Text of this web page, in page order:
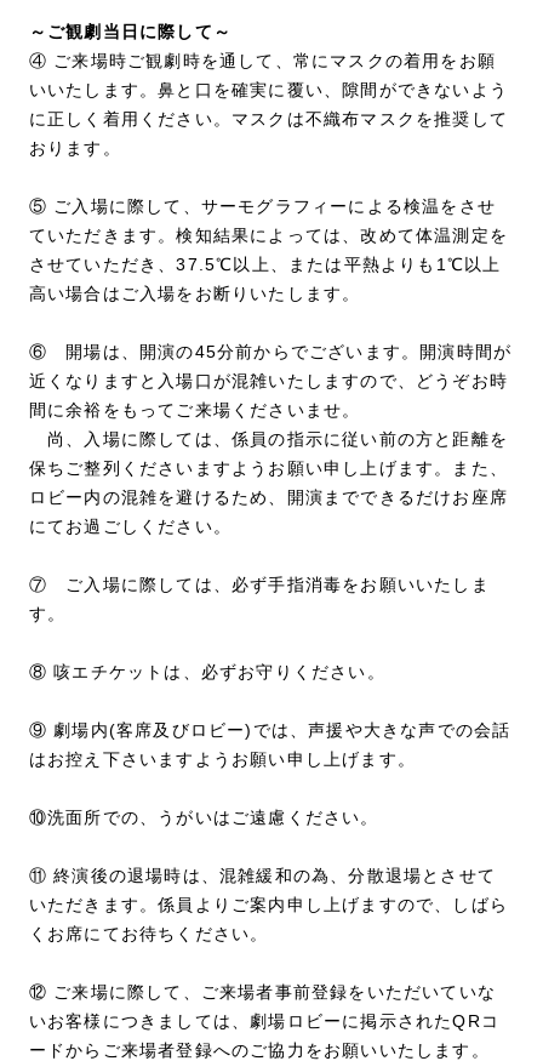
～ご観劇当日に際して～
④ ご来場時ご観劇時を通して、常にマスクの着用をお願
いいたします。鼻と口を確実に覆い、隙間ができないよう
に正しく着用ください。マスクは不織布マスクを推奨して
おります。
⑤ ご入場に際して、サーモグラフィーによる検温をさせ
ていただきます。検知結果によっては、改めて体温測定を
させていただき、37.5℃以上、または平熱よりも1℃以上
高い場合はご入場をお断りいたします。
⑥ 開場は、開演の45分前からでございます。開演時間が
近くなりますと入場口が混雑いたしますので、どうぞお時
間に余裕をもってご来場くださいませ。
尚、入場に際しては、係員の指示に従い前の方と距離を
保ちご整列くださいますようお願い申し上げます。また、
ロビー内の混雑を避けるため、開演までできるだけお座席
にてお過ごしください。
⑦ ご入場に際しては、必ず手指消毒をお願いいたしま
す。
⑧ 咳エチケットは、必ずお守りください。
⑨ 劇場内(客席及びロビー)では、声援や大きな声での会話
はお控え下さいますようお願い申し上げます。
⑩洗面所での、うがいはご遠慮ください。
⑪ 終演後の退場時は、混雑緩和の為、分散退場とさせて
いただきます。係員よりご案内申し上げますので、しばら
くお席にてお待ちください。
⑫ ご来場に際して、ご来場者事前登録をいただいていな
いお客様につきましては、劇場ロビーに掲示されたQRコ
ードからご来場者登録へのご協力をお願いいたします。